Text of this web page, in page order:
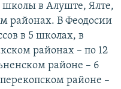
в Алуште, Ялте,
районах. В Феодосии
в 5 школах, в
районах – по 12
районе – 6
районе –